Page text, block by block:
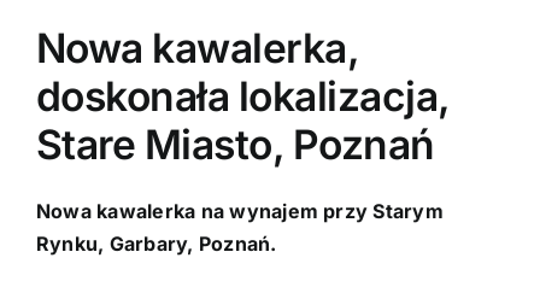
Nowa kawalerka,
doskonała lokalizacja,
Stare Miasto, Poznań
Nowa kawalerka na wynajem przy Starym
Rynku, Garbary, Poznań.